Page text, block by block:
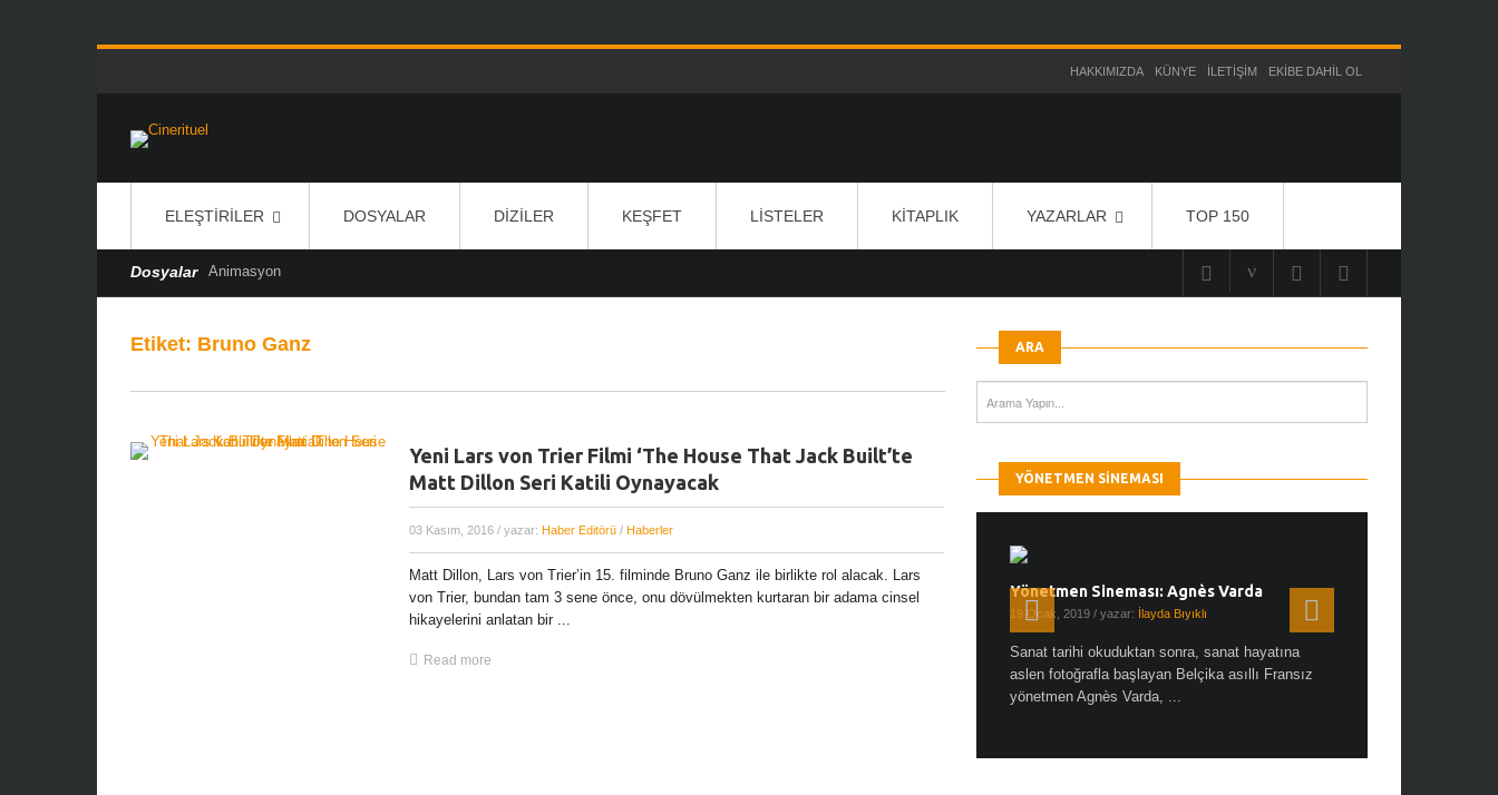
HAKKIMIZDA KÜNYE İLETIŞIM EKIBE DAHIL OL
ELEŞTIRILER DOSYALAR DIZILER KEŞFET LISTELER KITAPLIK YAZARLAR TOP 150
Dosyalar Animasyon
Etiket: Bruno Ganz
Yeni Lars von Trier Filmi ‘The House That Jack Built’te
Matt Dillon Seri Katili Oynayacak
03 Kasım, 2016 / yazar: Haber Editörü/ Haberler
Matt Dillon, Lars von Trier’in 15. filminde Bruno Ganz ile birlikte rol alacak. Lars
von Trier, bundan tam 3 sene önce, onu dövülmekten kurtaran bir adama cinsel
hikayelerini anlatan bir ...
Read more
ARA
YÖNETMEN SINEMASI
Yönetmen Sineması: Jane Campion Yönetmen Sineması: Agnès Varda
19 Ocak, 2019 / yazar: İlayda Bıyıklı
Sanat tarihi okuduktan sonra, sanat hayatına
aslen fotoğrafla başlayan Belçika asıllı Fransız
yönetmen Agnès Varda, ...
Yönetmen